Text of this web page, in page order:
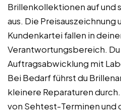
Brillenkollektionen auf und
aus. Die
Kundenkartei fallen in
Verantwortungsbereich.
Auftragsabwicklung mit
Bei Bedarf führst du
kleinere Reparaturen
von Sehtest-Terminen und